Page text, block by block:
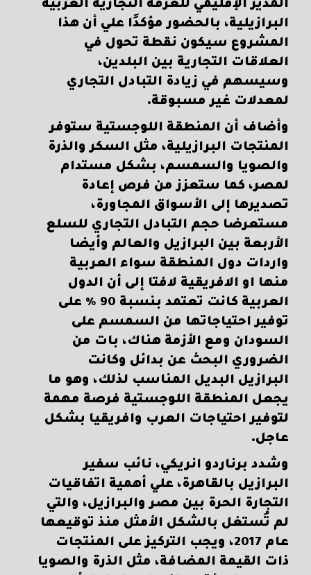
المدير الإقليمي للغرفة التجارية العربية
البرازيلية، بالحضور مؤكدًا علي أن هذا
المشروع سيكون نقطة تحول في
العلاقات التجارية بين البلدين،
وسيسهم في زيادة التبادل التجاري
لمعدلات غير مسبوقة.
وأضاف أن المنطقة اللوجستية ستوفر
المنتجات البرازيلية، مثل السكر والذرة
والصويا والسمسم، بشكل مستدام
لمصر، كما ستعزز من فرص إعادة
تصديرها إلى الأسواق المجاورة،
مستعرضا حجم التبادل التجاري للسلع
الأربعة بين البرازيل والعالم وأيضا
واردات دول المنطقة سواء العربية
منها او الافريقية لافتا إلى أن الدول
العربية كانت تعتمد بنسبة 90 % على
توفير احتياجاتها من السمسم على
السودان ومع الأزمة هناك، بات من
الضروري البحث عن بدائل وكانت
البرازيل البديل المناسب لذلك، وهو ما
يجعل المنطقة اللوجستية فرصة مهمة
لتوفير احتياجات العرب وافريقيا بشكل
عاجل.
وشدد برناردو انريكي، نائب سفير
البرازيل بالقاهرة، علي أهمية اتفاقيات
التجارة الحرة بين مصر والبرازيل، والتي
لم تُستغل بالشكل الأمثل منذ توقيعها
عام 2017، ويجب التركيز على المنتجات
ذات القيمة المضافة، مثل الذرة والصويا